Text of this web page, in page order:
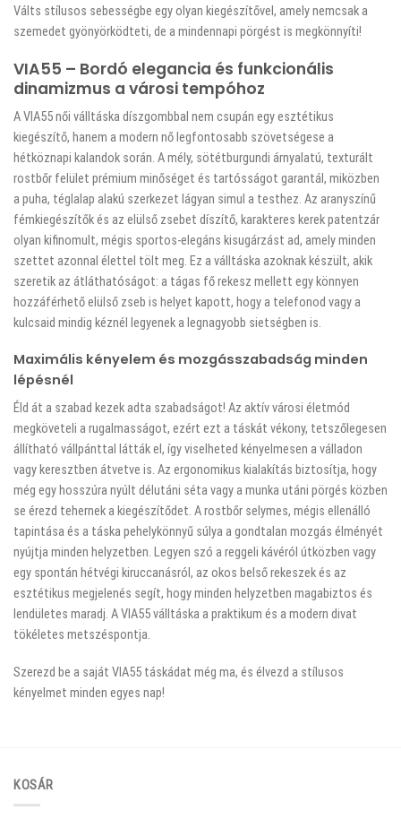
Válts stílusos sebességbe egy olyan kiegészítővel, amely nemcsak a
szemedet gyönyörködteti, de a mindennapi pörgést is megkönnyíti!
VIA55 – Bordó elegancia és funkcionális
dinamizmus a városi tempóhoz
A VIA55 női válltáska díszgombbal nem csupán egy esztétikus
kiegészítő, hanem a modern nő legfontosabb szövetségese a
hétköznapi kalandok során. A mély, sötétburgundi árnyalatú, texturált
rostbőr felület prémium minőséget és tartósságot garantál, miközben
a puha, téglalap alakú szerkezet lágyan simul a testhez. Az aranyszínű
fémkiegészítők és az elülső zsebet díszítő, karakteres kerek patentzár
olyan kifinomult, mégis sportos-elegáns kisugárzást ad, amely minden
szettet azonnal élettel tölt meg. Ez a válltáska azoknak készült, akik
szeretik az átláthatóságot: a tágas fő rekesz mellett egy könnyen
hozzáférhető elülső zseb is helyet kapott, hogy a telefonod vagy a
kulcsaid mindig kéznél legyenek a legnagyobb sietségben is.
Maximális kényelem és mozgásszabadság minden
lépésnél
Éld át a szabad kezek adta szabadságot! Az aktív városi életmód
megköveteli a rugalmasságot, ezért ezt a táskát vékony, tetszőlegesen
állítható vállpánttal látták el, így viselheted kényelmesen a válladon
vagy keresztben átvetve is. Az ergonomikus kialakítás biztosítja, hogy
még egy hosszúra nyúlt délutáni séta vagy a munka utáni pörgés közben
se érezd tehernek a kiegészítődet. A rostbőr selymes, mégis ellenálló
tapintása és a táska pehelykönnyű súlya a gondtalan mozgás élményét
nyújtja minden helyzetben. Legyen szó a reggeli kávéról útközben vagy
egy spontán hétvégi kiruccanásról, az okos belső rekeszek és az
esztétikus megjelenés segít, hogy minden helyzetben magabiztos és
lendületes maradj. A VIA55 válltáska a praktikum és a modern divat
tökéletes metszéspontja.
Szerezd be a saját VIA55 táskádat még ma, és élvezd a stílusos
kényelmet minden egyes nap!
KOSÁR